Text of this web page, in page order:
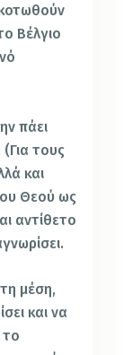
Βέλγιο
πάει
τους
και
Θεού ως
αντίθετο
μέση,
και να
το